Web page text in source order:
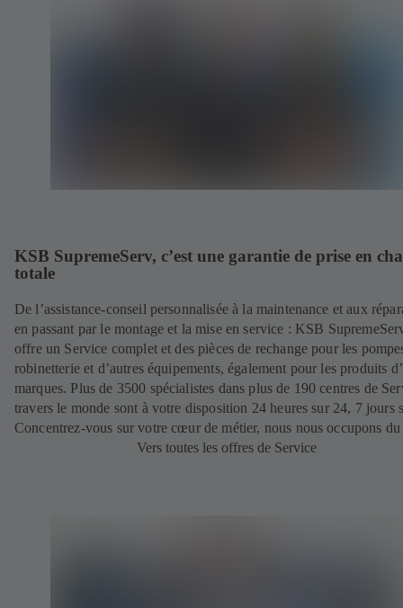
KSB SupremeServ, c’est une garantie de prise en
totale
De l’assistance-conseil personnalisée à la maintenance et aux
en passant par le montage et la mise en service : KSB
offre un Service complet et des pièces de rechange pour les
robinetterie et d’autres équipements, également pour les produits
marques. Plus de 3500 spécialistes dans plus de 190 centres de
travers le monde sont à votre disposition 24 heures sur 24, 7 jours
Concentrez-vous sur votre cœur de métier, nous nous occupons du
Vers toutes les offres de Service